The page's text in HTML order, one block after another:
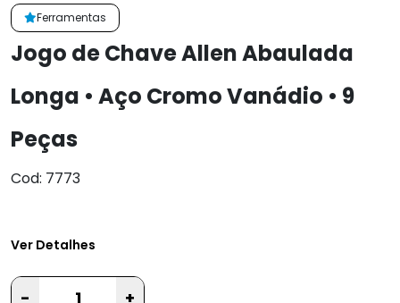
Ferramentas
Jogo de Chave Allen Abaulada
Longa • Aço Cromo Vanádio • 9
Peças
Cod: 7773
Ver Detalhes
- +